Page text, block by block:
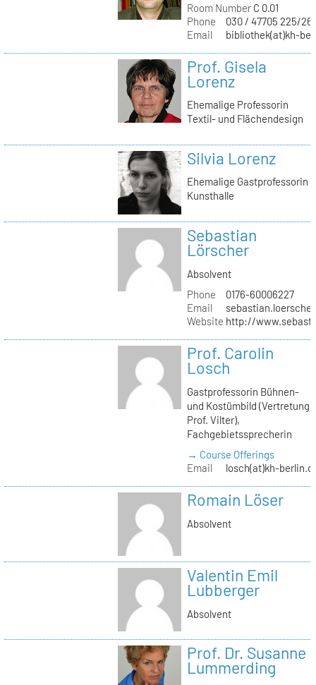
Room NumberC 0.01
Phone
030 / 47705 225/
Email
bibliothek(at)kh-
Prof. Gisela
Lorenz
Ehemalige Professorin
Textil- und Flächendesign
Silvia Lorenz
Ehemalige Gastprofessorin
Kunsthalle
Sebastian
Lörscher
Absolvent
Phone
0176-60006227
Email
Website http://
Prof. Carolin
Losch
Gastprofessorin Bühnen-
und Kostümbild (Vertretung
Prof. Vilter),
Fachgebietssprecherin
→ Course Offerings
Email
losch(at)kh-
Romain Löser
Absolvent
Valentin Emil
Lubberger
Absolvent
Prof. Dr. Susanne
Lummerding